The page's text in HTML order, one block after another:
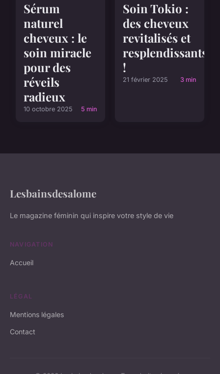
Sérum
naturel
cheveux : le
soin miracle
pour des
réveils
radieux
10 octobre 2025 5 min
Soin Tokio :
des cheveux
revitalisés et
resplendissants
!
21 février 2025 3 min
Lesbainsdesalome
Le magazine féminin qui inspire votre style de vie
NAVIGATION
Accueil
LÉGAL
Mentions légales
Contact